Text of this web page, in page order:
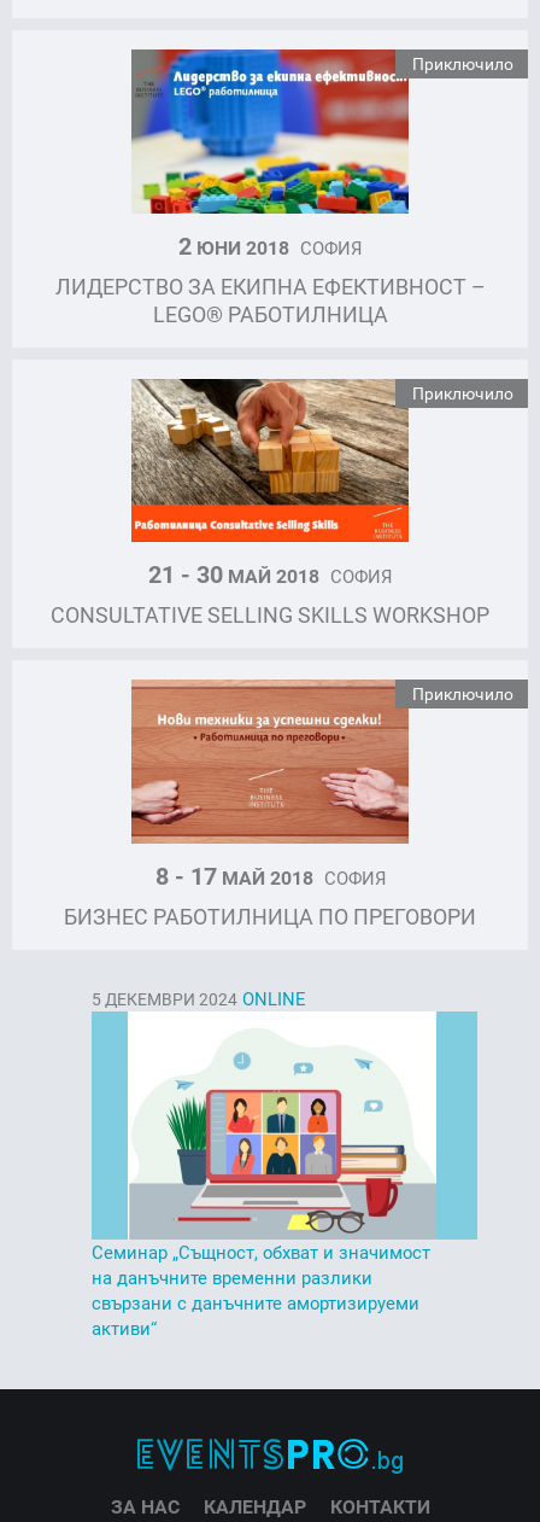
Приключило
2 ЮНИ 2018 СОФИЯ
ЛИДЕРСТВО ЗА ЕКИПНА ЕФЕКТИВНОСТ –
LEGO® РАБОТИЛНИЦА
Приключило
21 - 30 МАЙ 2018 СОФИЯ
CONSULTATIVE SELLING SKILLS WORKSHOP
Приключило
8 - 17МАЙ 2018 СОФИЯ
БИЗНЕС РАБОТИЛНИЦА ПО ПРЕГОВОРИ
5 ДЕКЕМВРИ 2024 ONLINE
Семинар „Същност, обхват и значимост
на данъчните временни разлики
свързани с данъчните амортизируеми
активи“
ЗА НАС КАЛЕНДАР КОНТАКТИ